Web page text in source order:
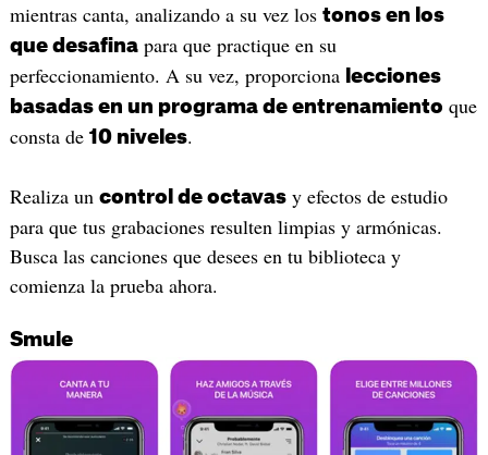
mientras canta, analizando a su vez los tonos en los
que desafinapara que practique en su
perfeccionamiento. A su vez, proporciona lecciones
basadas en un programa de entrenamiento que
consta de 10 niveles.
Realiza un control de octavasy efectos de estudio
para que tus grabaciones resulten limpias y armónicas.
Busca las canciones que desees en tu biblioteca y
comienza la prueba ahora.
Smule